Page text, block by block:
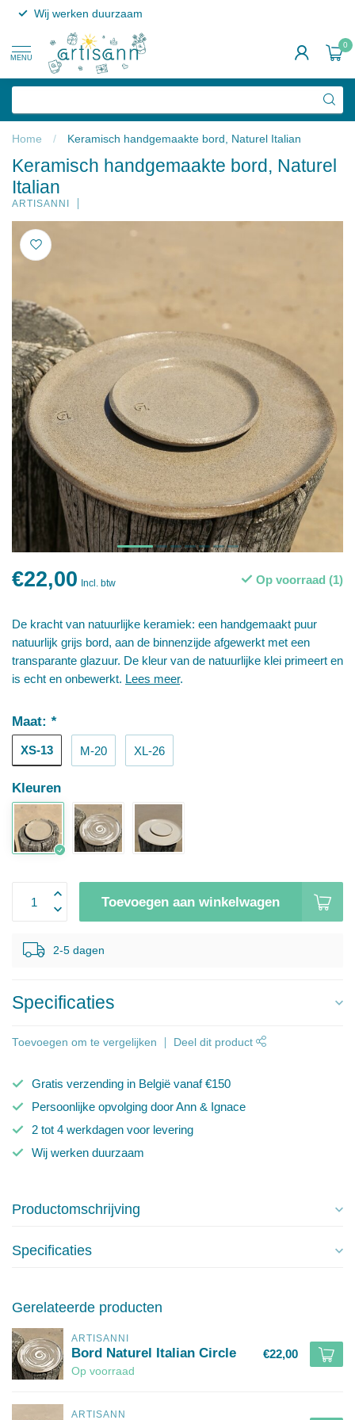
Wij werken duurzaam
MENU
0
Home / Keramisch handgemaakte bord, Naturel Italian
Keramisch handgemaakte bord, Naturel
Italian
ARTISANNI
€22,00 Incl. btw Op voorraad (1)
De kracht van natuurlijke keramiek: een handgemaakt puur
natuurlijk grijs bord, aan de binnenzijde afgewerkt met een
transparante glazuur. De kleur van de natuurlijke klei primeert en
is echt en onbewerkt. Lees meer.
Maat: *
XS-13 M-20 XL-26
Kleuren
Toevoegen aan winkelwagen
2-5 dagen
Specificaties
Toevoegen om te vergelijken Deel dit product
Gratis verzending in België vanaf €150
Persoonlijke opvolging door Ann & Ignace
2 tot 4 werkdagen voor levering
Wij werken duurzaam
Productomschrijving
Specificaties
Gerelateerde producten
ARTISANNI
Bord Naturel Italian Circle
Op voorraad
€22,00
ARTISANN